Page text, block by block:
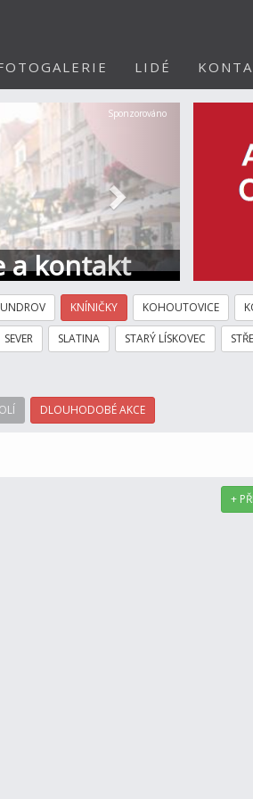
LIDÉ
a kontakt
Další
Sponzorováno
KNÍNIČKY KOHOUTOVICE
SEVER SLATINA STARÝ LÍSKOVEC
DLOUHODOBÉ AKCE
+